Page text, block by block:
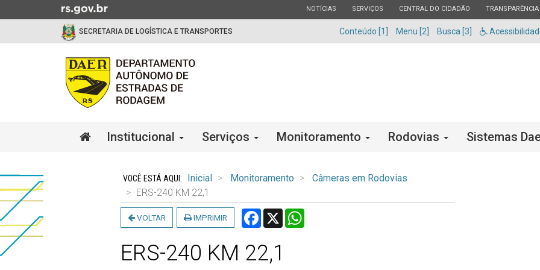
para
ESTADO
NOTÍCIAS ESTADO
SERVIÇOS ESTADO
CENTRAL DO CIDADÃO ESTADO
TRANSPARÊNCIA
SECRETARIA DE LOGÍSTICA E TRANSPORTES Conteúdo [1] Menu [2] Busca [3]
Institucional Serviços Monitoramento Rodovias Sistemas
do
conteúdo
Inicial Monitoramento
Câmeras em Rodovias
ERS-240 KM 22,1
VOLTAR IMPRIMIR Facebook
X WhatsApp
ERS-240 KM 22,1